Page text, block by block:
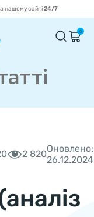
нашому сайті24/7
0
2 820Оновлено:
26.12.2024